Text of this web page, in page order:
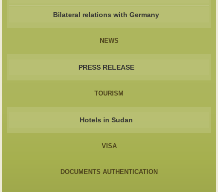
Bilateral relations with Germany
NEWS
PRESS RELEASE
TOURISM
Hotels in Sudan
VISA
DOCUMENTS AUTHENTICATION